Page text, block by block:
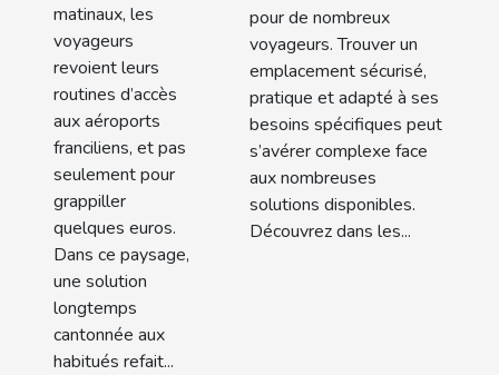
matinaux, les
voyageurs
revoient leurs
routines d’accès
aux aéroports
franciliens, et pas
seulement pour
grappiller
quelques euros.
Dans ce paysage,
une solution
longtemps
cantonnée aux
habitués refait...
pour de nombreux
voyageurs. Trouver un
emplacement sécurisé,
pratique et adapté à ses
besoins spécifiques peut
s’avérer complexe face
aux nombreuses
solutions disponibles.
Découvrez dans les...